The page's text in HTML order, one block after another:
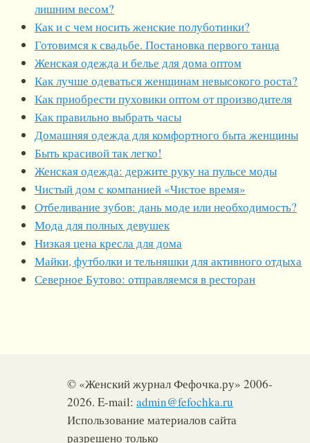
лишним весом?
Как и с чем носить женские полуботинки?
Готовимся к свадьбе. Постановка первого танца
Женская одежда и белье для дома оптом
Как лучше одеваться женщинам невысокого роста?
Как приобрести пуховики оптом от производителя
Как правильно выбрать часы
Домашняя одежда для комфортного быта женщины
Быть красивой так легко!
Женская одежда: держите руку на пульсе моды
Чистый дом с компанией «Чистое время»
Отбеливание зубов: дань моде или необходимость?
Мода для полных девушек
Низкая цена кресла для дома
Майки, футболки и тельняшки для активного отдыха
Северное Бутово: отправляемся в ресторан
© «Женский журнал Фефочка.ру» 2006-
2026. E-mail: admin@fefochka.ru
Использование материалов сайта
разрешено только